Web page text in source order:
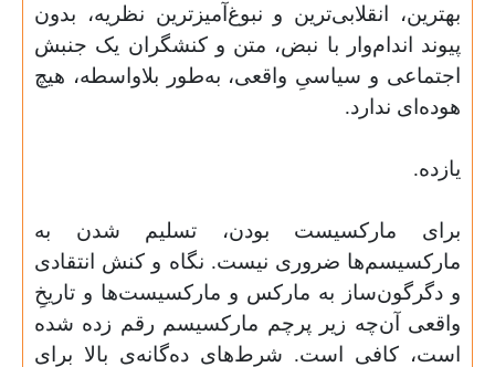
بهترین، انقلابی‌ترین و نبوغ‌آمیزترین نظریه، بدون
پیوند اندام‌وار با نبض، متن و کنشگران یک جنبش
اجتماعی و سیاسیِ واقعی، به‌طور بلاواسطه، هیچ
هوده‌ای ندارد.
یازده.
برای مارکسیست بودن، تسلیم شدن به
مارکسیسم‌ها ضروری نیست. نگاه و کنش انتقادی
و دگرگون‌ساز به مارکس و مارکسیست‌ها و تاریخِ
واقعی آن‌چه زیر پرچم مارکسیسم رقم زده شده
است، کافی است. شرط‌های ده‌گانه‌ی بالا برای